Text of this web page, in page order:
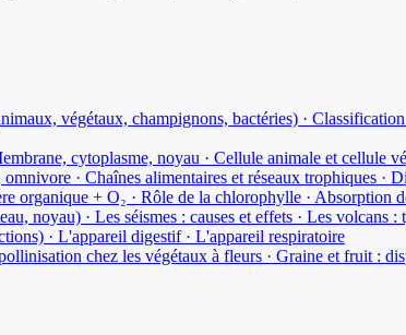
végétaux, champignons, bactéries) ·
cytoplasme, noyau · Cellule animale et cellule
· Chaînes alimentaires et réseaux trophiques ·
organique + O₂ · Rôle de la chlorophylle · Absorption
noyau) · Les séismes : causes et effets · Les volcans :
· L'appareil digestif · L'appareil respiratoire
chez les végétaux à fleurs · Graine et fruit :